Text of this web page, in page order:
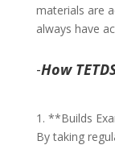
materials are
always have
-How
1. **Builds
By taking